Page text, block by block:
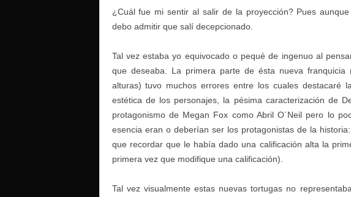
¿Cuál fue mi sentir al salir de la proyección? Pues
debo admitir que salí decepcionado.
Tal vez estaba yo equivocado o pequé de ingenuo al
que deseaba. La primera parte de ésta nueva
alturas) tuvo muchos errores entre los cuales destacaré
estética de los personajes, la pésima caracterización de
protagonismo de Megan Fox como Abril O´Neil pero lo
esencia eran o deberían ser los protagonistas de la
que recordar que le había dado una calificación alta la
primera vez que modifique una calificación).
Tal vez visualmente estas nuevas tortugas no